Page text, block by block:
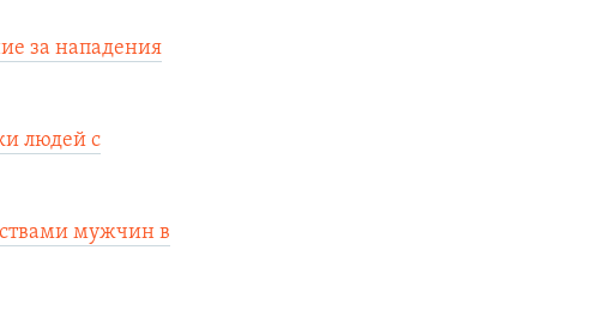
за нападения
людей с
мужчин в